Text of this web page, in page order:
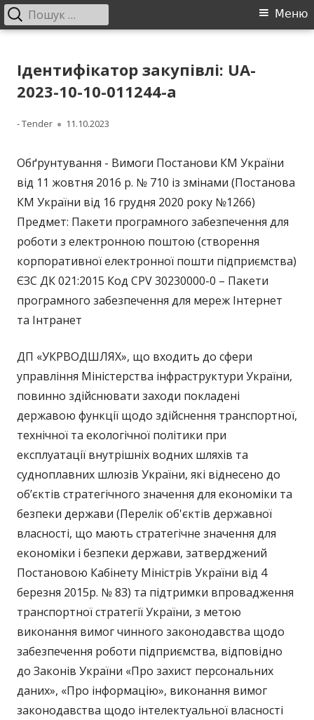
контенту
Головне
Меню
Пошук:
Ідентифікатор закупівлі: UA-
2023-10-10-011244-a
Автор
- Tender Опубліковано
11.10.2023
Обґрунтування - Вимоги Постанови КМ України
від 11 жовтня 2016 р. № 710 із змінами (Постанова
КМ України від 16 грудня 2020 року №1266)
Предмет: Пакети програмного забезпечення для
роботи з електронною поштою (створення
корпоративної електронної пошти підприємства)
ЄЗС ДК 021:2015 Код CPV 30230000-0 – Пакети
програмного забезпечення для мереж Інтернет
та Інтранет
ДП «УКРВОДШЛЯХ», що входить до сфери
управління Міністерства інфраструктури України,
повинно здійснювати заходи покладені
державою функції щодо здійснення транспортної,
технічної та екологічної політики при
експлуатації внутрішніх водних шляхів та
судноплавних шлюзів України, які віднесено до
об’єктів стратегічного значення для економіки та
безпеки держави (Перелік об'єктів державної
власності, що мають стратегічне значення для
економіки і безпеки держави, затверджений
Постановою Кабінету Міністрів України від 4
березня 2015р. № 83) та підтримки впровадження
транспортної стратегії України, з метою
виконання вимог чинного законодавства щодо
забезпечення роботи підприємства, відповідно
до Законів України «Про захист персональних
даних», «Про інформацію», виконання вимог
законодавства щодо інтелектуальної власності